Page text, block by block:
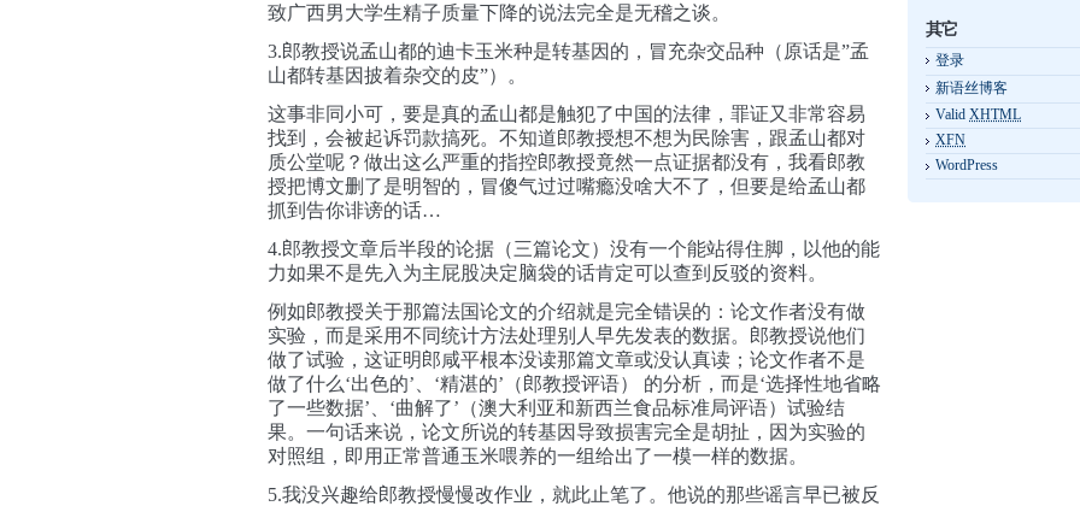
致广西男大学生精子质量下降的说法完全是无稽之谈。
3.郎教授说孟山都的迪卡玉米种是转基因的，冒充杂交品种（原话是”孟
山都转基因披着杂交的皮”）。
这事非同小可，要是真的孟山都是触犯了中国的法律，罪证又非常容易
找到，会被起诉罚款搞死。不知道郎教授想不想为民除害，跟孟山都对
质公堂呢？做出这么严重的指控郎教授竟然一点证据都没有，我看郎教
授把博文删了是明智的，冒傻气过过嘴瘾没啥大不了，但要是给孟山都
抓到告你诽谤的话…
4.郎教授文章后半段的论据（三篇论文）没有一个能站得住脚，以他的能
力如果不是先入为主屁股决定脑袋的话肯定可以查到反驳的资料。
例如郎教授关于那篇法国论文的介绍就是完全错误的：论文作者没有做
实验，而是采用不同统计方法处理别人早先发表的数据。郎教授说他们
做了试验，这证明郎咸平根本没读那篇文章或没认真读；论文作者不是
做了什么‘出色的’、‘精湛的’（郎教授评语） 的分析，而是‘选择性地省略
了一些数据’、‘曲解了’（澳大利亚和新西兰食品标准局评语）试验结
果。一句话来说，论文所说的转基因导致损害完全是胡扯，因为实验的
对照组，即用正常普通玉米喂养的一组给出了一模一样的数据。
5.我没兴趣给郎教授慢慢改作业，就此止笔了。他说的那些谣言早已被反
其它
登录
新语丝博客
Valid XHTML
XFN
WordPress